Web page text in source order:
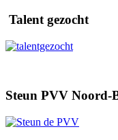
Talent gezocht
Steun PVV Noord-